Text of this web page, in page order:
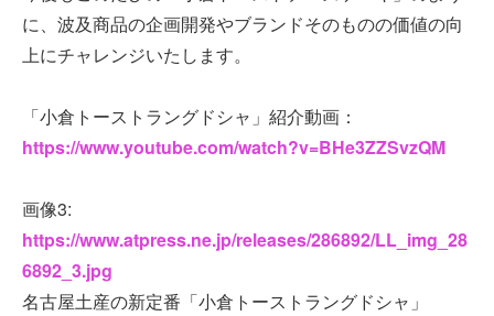
に、波及商品の企画開発やブランドそのものの価値の向
上にチャレンジいたします。
「小倉トーストラングドシャ」紹介動画：
https://www.youtube.com/watch?v=BHe3ZZSvzQM
画像3:
https://www.atpress.ne.jp/releases/286892/LL_img_28
6892_3.jpg
名古屋土産の新定番「小倉トーストラングドシャ」